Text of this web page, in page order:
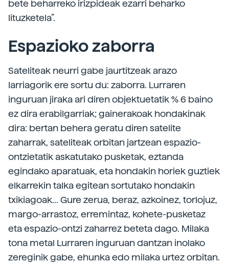
bete beharreko irizpideak ezarri beharko
lituzketela”.
Espazioko zaborra
Sateliteak neurri gabe jaurtitzeak arazo
larriagorik ere sortu du: zaborra. Lurraren
inguruan jiraka ari diren objektuetatik % 6 baino
ez dira erabilgarriak; gainerakoak hondakinak
dira: bertan behera geratu diren satelite
zaharrak, sateliteak orbitan jartzean espazio-
ontzietatik askatutako pusketak, eztanda
egindako aparatuak, eta hondakin horiek guztiek
elkarrekin talka egitean sortutako hondakin
txikiagoak... Gure zerua, beraz, azkoinez, torlojuz,
margo-arrastoz, erremintaz, kohete-pusketaz
eta espazio-ontzi zaharrez beteta dago. Milaka
tona metal Lurraren inguruan dantzan inolako
zereginik gabe, ehunka edo milaka urtez orbitan.